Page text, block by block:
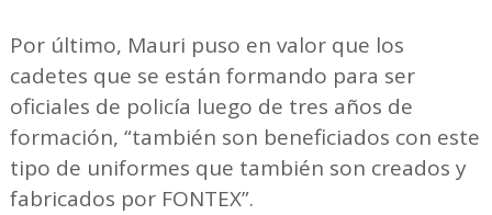
Por último, Mauri puso en valor que los
cadetes que se están formando para ser
oficiales de policía luego de tres años de
formación, “también son beneficiados con este
tipo de uniformes que también son creados y
fabricados por FONTEX”.